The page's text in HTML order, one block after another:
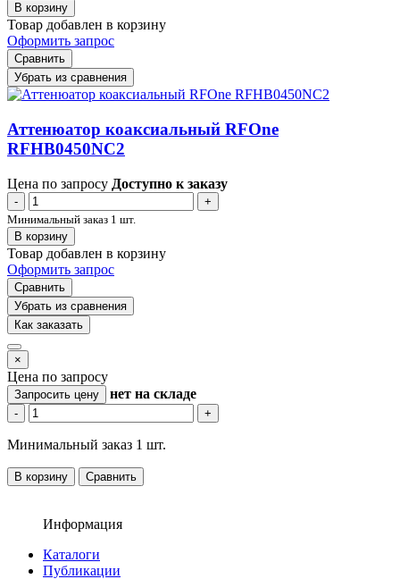
В корзину
Товар добавлен в корзину
Оформить запрос
Сравнить
Убрать из сравнения
Аттенюатор коаксиальный RFOne
RFHB0450NC2
Цена по запросу Доступно к заказу
-
+
Минимальный заказ 1 шт.
В корзину
Товар добавлен в корзину
Оформить запрос
Сравнить
Убрать из сравнения
Как заказать
×
Цена по запросу
Запросить цену нет на складе
- +
Минимальный заказ 1 шт.
В корзину Сравнить
Информация
Каталоги
Публикации